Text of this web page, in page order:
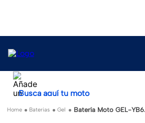
Busca aquí tu moto
Baterias Gel Batería Moto GEL-